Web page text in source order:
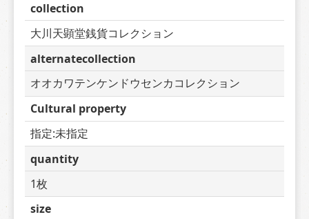
collection
大川天顕堂銭貨コレクション
alternatecollection
オオカワテンケンドウセンカコレクション
Cultural property
指定:未指定
quantity
1枚
size